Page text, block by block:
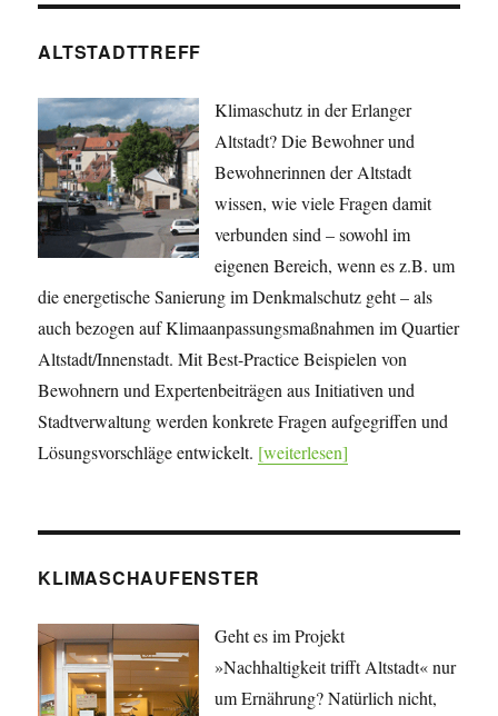
ALTSTADTTREFF
Klimaschutz in der Erlanger
Altstadt? Die Bewohner und
Bewohnerinnen der Altstadt
wissen, wie viele Fragen damit
verbunden sind – sowohl im
eigenen Bereich, wenn es z.B. um
die energetische Sanierung im Denkmalschutz geht – als
auch bezogen auf Klimaanpassungsmaßnahmen im Quartier
Altstadt/Innenstadt. Mit Best-Practice Beispielen von
Bewohnern und Expertenbeiträgen aus Initiativen und
Stadtverwaltung werden konkrete Fragen aufgegriffen und
Lösungsvorschläge entwickelt. [weiterlesen]
KLIMASCHAUFENSTER
Geht es im Projekt
»Nachhaltigkeit trifft Altstadt« nur
um Ernährung? Natürlich nicht,